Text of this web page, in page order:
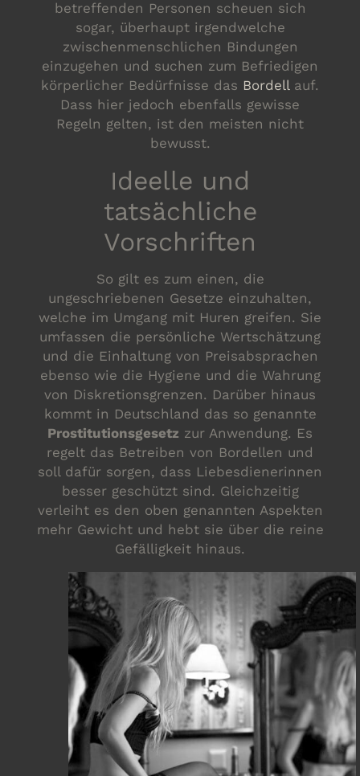
betreffenden Personen scheuen sich
sogar, überhaupt irgendwelche
zwischenmenschlichen Bindungen
einzugehen und suchen zum Befriedigen
körperlicher Bedürfnisse das Bordellauf.
Dass hier jedoch ebenfalls gewisse
Regeln gelten, ist den meisten nicht
bewusst.
Ideelle und
tatsächliche
Vorschriften
So gilt es zum einen, die
ungeschriebenen Gesetze einzuhalten,
welche im Umgang mit Huren greifen. Sie
umfassen die persönliche Wertschätzung
und die Einhaltung von Preisabsprachen
ebenso wie die Hygiene und die Wahrung
von Diskretionsgrenzen. Darüber hinaus
kommt in Deutschland das so genannte
Prostitutionsgesetz zur Anwendung. Es
regelt das Betreiben von Bordellen und
soll dafür sorgen, dass Liebesdienerinnen
besser geschützt sind. Gleichzeitig
verleiht es den oben genannten Aspekten
mehr Gewicht und hebt sie über die reine
Gefälligkeit hinaus.